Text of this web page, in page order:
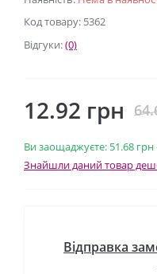
Код товару: 5362
Відгуки:(0)
12.92 грн
Ви заощаджуєте: 51.68 грн
Знайшли даний товар
Відправка